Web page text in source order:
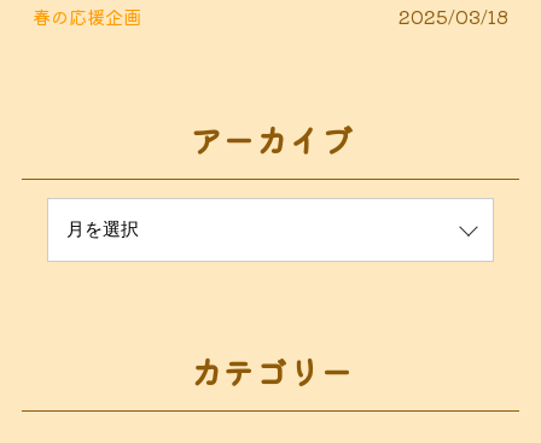
春の応援企画
2025/03/18
アーカイブ
カテゴリー